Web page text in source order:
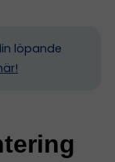
löpande